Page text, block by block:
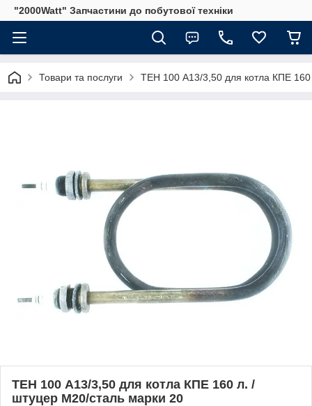
"2000Watt" Запчастини до побутової техніки
Товари та послуги ТЕН 100 А13/3,50 для котла КПЕ
ТЕН 100 А13/3,50 для котла КПЕ 160 л. /
штуцер М20/сталь марки 20